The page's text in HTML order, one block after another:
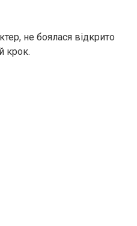
не боялася відкрито
крок.